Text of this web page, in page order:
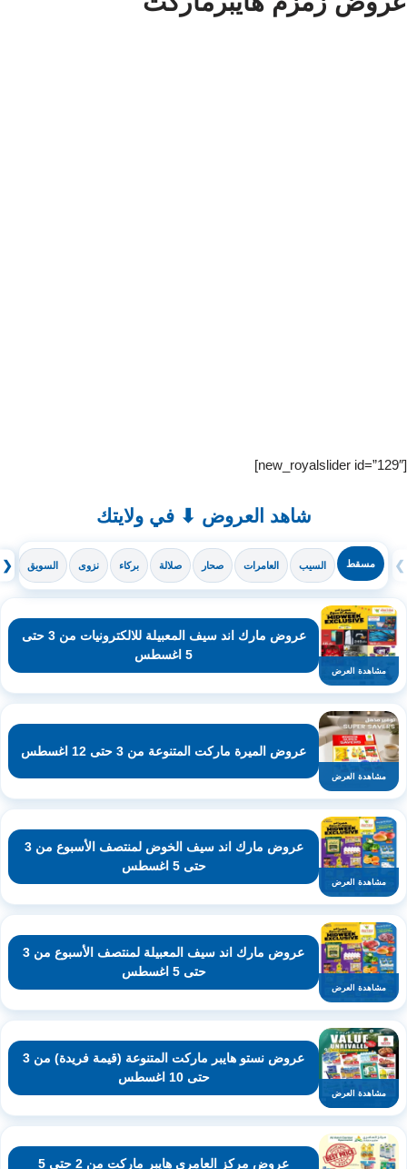
[new_royalslider id=”129″]
شاهد العروض ⬇ في ولايتك
❮ مسقط السيب العامرات صحار صلالة بركاء نزوى السويق ❯
مشاهدة العرض
عروض مارك اند سيف المعبيلة للالكترونيات من 3 حتى
5 اغسطس
مشاهدة العرض
عروض الميرة ماركت المتنوعة من 3 حتى 12 اغسطس
مشاهدة العرض
عروض مارك اند سيف الخوض لمنتصف الأسبوع من 3
حتى 5 اغسطس
مشاهدة العرض
عروض مارك اند سيف المعبيلة لمنتصف الأسبوع من 3
حتى 5 اغسطس
مشاهدة العرض
عروض نستو هايبر ماركت المتنوعة (قيمة فريدة) من 3
حتى 10 اغسطس
عروض مركز العامري هايبر ماركت من 2 حتى 5